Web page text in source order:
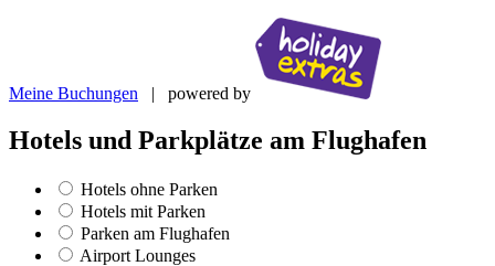
Meine Buchungen | powered by
Hotels und Parkplätze am Flughafen
Hotels ohne Parken
Hotels mit Parken
Parken am Flughafen
Airport Lounges